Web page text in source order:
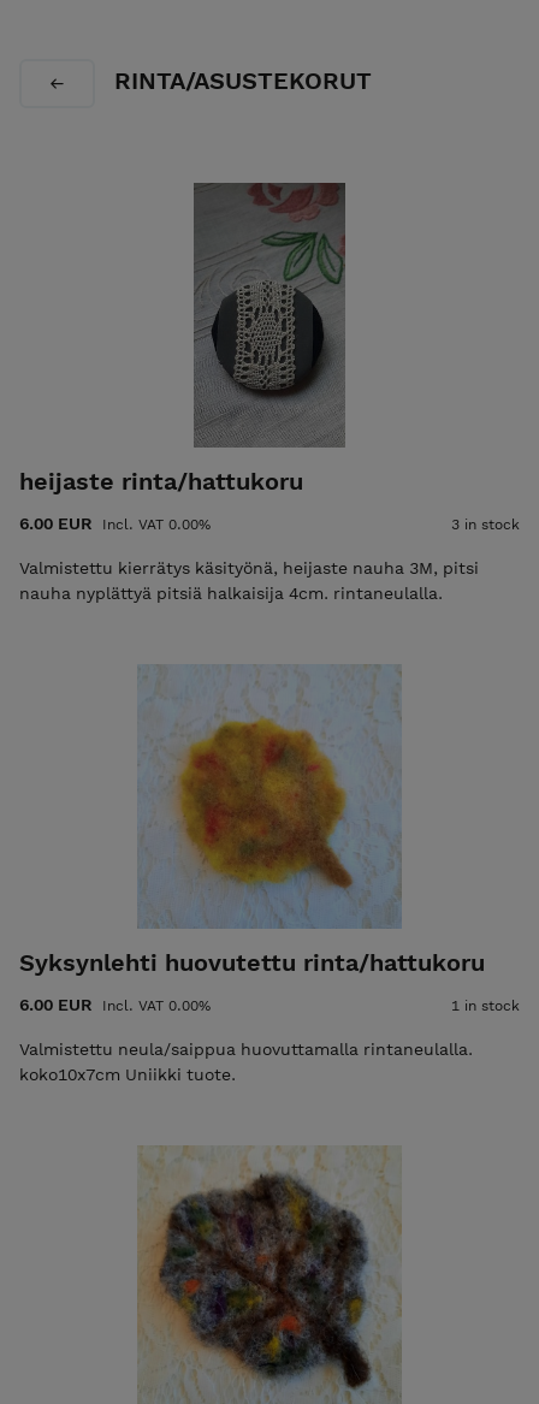
rakkaudesta vanhoihin astioihin, sekä puuhun ja
valitaan ekomateriaaleista. Tuotteet syntyvät
rakkaudesta luontoon ja ekologisuuteen, niissä
hyödynnetään monenlaisia käsityötekniikoita. Tee se
itse tuotteista löydät hauskoja settejä itse tehtäviin
kierrätys tuotteisiin.
Mahdollista tilata myös puusepän mittatilaustöitä ja
vanhojen huonekalujen kunnostusta vanhaa
kunnioittaen ota yhteyttä sähköpostilla.
riikkametso@gmail.comEkoRisain verstas y-
2405495-1 Huomioitavaa!!! 1.6.2026 alkaen
tuotteiden hinnat eivät sisällä enään ALV 25,5%, sillä
EkoRisain verstas ei ole enään arvonlisävero
RINTA/ASUSTEKORUT
heijaste rinta/hattukoru
6.00 EUR Incl. VAT 0.00% 3 in stock
Valmistettu kierrätys käsityönä, heijaste nauha 3M, pitsi
nauha nyplättyä pitsiä halkaisija 4cm. rintaneulalla.
Syksynlehti huovutettu rinta/hattukoru
6.00 EUR Incl. VAT 0.00% 1 in stock
Valmistettu neula/saippua huovuttamalla rintaneulalla.
koko10x7cm Uniikki tuote.